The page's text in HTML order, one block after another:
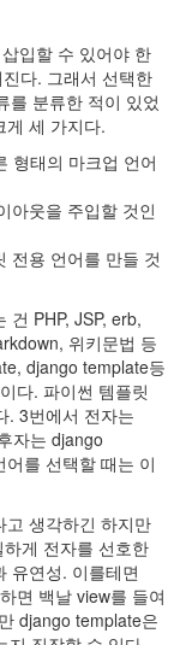
입할 수 있어야 한
다. 그래서 선택한
를 분류한 적이 있었
게 세 가지다.
형태의 마크업 언어
아웃을 주입할 것인
전용 언어를 만들 것
건 PHP, JSP, erb,
위키문법 등
django template등
다. 파이썬 템플릿
. 3번에서 전자는
자는 django
를 선택할 때는 이
고 생각하긴 하지만
게 전자를 선호한
유연성. 이를테면
면 백날 view를 들여
django template은